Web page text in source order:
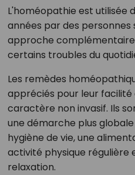
L'homéopathie est utilisée
années par des
approche
certains troubles du
Les remèdes
appréciés pour leur facilité
caractère non invasif. Ils
une démarche plus
hygiène de vie, une
activité physique régulière
relaxation.